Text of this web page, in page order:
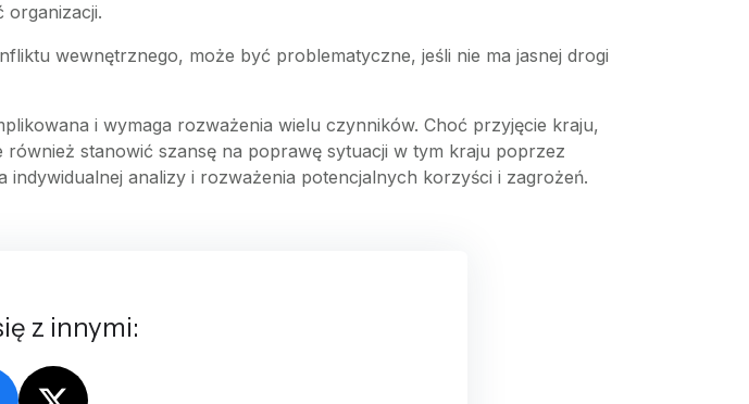
organizacji.
wewnętrznego, może być problematyczne, jeśli nie ma jasnej drogi
i wymaga rozważenia wielu czynników. Choć przyjęcie kraju,
stanowić szansę na poprawę sytuacji w tym kraju poprzez
analizy i rozważenia potencjalnych korzyści i zagrożeń.
z innymi: